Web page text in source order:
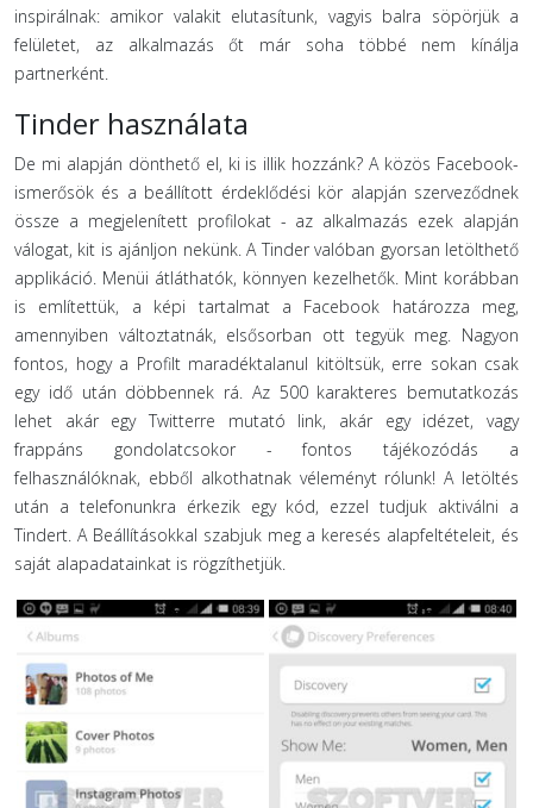
inspirálnak: amikor valakit elutasítunk, vagyis balra söpörjük a
felületet, az alkalmazás őt már soha többé nem kínálja
partnerként.
Tinder használata
De mi alapján dönthető el, ki is illik hozzánk? A közös Facebook-
ismerősök és a beállított érdeklődési kör alapján szerveződnek
össze a megjelenített profilokat - az alkalmazás ezek alapján
válogat, kit is ajánljon nekünk. A Tinder valóban gyorsan letölthető
applikáció. Menüi átláthatók, könnyen kezelhetők. Mint korábban
is említettük, a képi tartalmat a Facebook határozza meg,
amennyiben változtatnák, elsősorban ott tegyük meg. Nagyon
fontos, hogy a Profilt maradéktalanul kitöltsük, erre sokan csak
egy idő után döbbennek rá. Az 500 karakteres bemutatkozás
lehet akár egy Twitterre mutató link, akár egy idézet, vagy
frappáns gondolatcsokor - fontos tájékozódás a
felhasználóknak, ebből alkothatnak véleményt rólunk! A letöltés
után a telefonunkra érkezik egy kód, ezzel tudjuk aktiválni a
Tindert. A Beállításokkal szabjuk meg a keresés alapfeltételeit, és
saját alapadatainkat is rögzíthetjük.